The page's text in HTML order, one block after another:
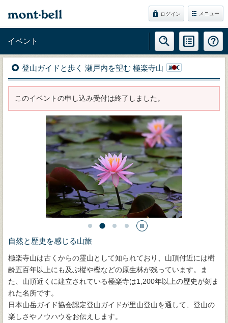
ログイン メニュー
イベント
登山ガイドと歩く 瀬戸内を望む 極楽寺山
このイベントの申し込み受付は終了しました。
自然と歴史を感じる山旅
極楽寺山は古くからの霊山として知られており、山頂付近には樹
齢五百年以上にも及ぶ樅や樫などの原生林が残っています。ま
た、山頂近くに建立されている極楽寺は1,200年以上の歴史が刻ま
れた名所です。
日本山岳ガイド協会認定登山ガイドが里山登山を通して、登山の
楽しさやノウハウをお伝えします。